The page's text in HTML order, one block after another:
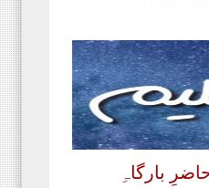
بارگاہِ